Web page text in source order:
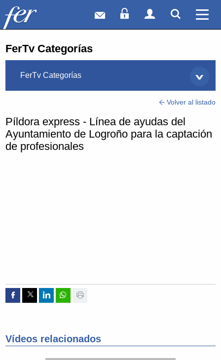
Correo webAcceso Socios
Acceso
FerTv Categorías
FerTv Categorías
Volver al listado
Píldora express - Línea de ayudas del
Ayuntamiento de Logroño para la captación
de profesionales
Compartir por Facebook
Compartir por Twitter
Compartir por Linkedin
Compartir por whatsapp
Imprimir
Vídeos relacionados